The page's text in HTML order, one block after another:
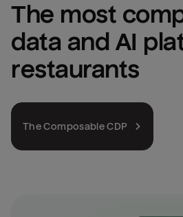
The most
data and AI
restaurants
The Composable CDP